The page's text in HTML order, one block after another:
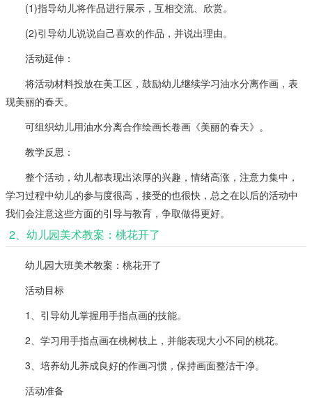
(1)指导幼儿将作品进行展示，互相交流、欣赏。
(2)引导幼儿说说自己喜欢的作品，并说出理由。
活动延伸：
将活动材料投放在美工区，鼓励幼儿继续学习油水分离作画，表
现美丽的春天。
可组织幼儿用油水分离合作绘画长卷画《美丽的春天》。
教学反思：
整个活动，幼儿都表现出浓厚的兴趣，情绪高涨，注意力集中，
学习过程中幼儿的参与度很高，接受的也很快，总之在以后的活动中
我们会注意这些方面的引导与教育，争取做得更好。
2、幼儿园美术教案：桃花开了
幼儿园大班美术教案：桃花开了
活动目标
1、引导幼儿掌握用手指点画的技能。
2、学习用手指点画在桃树枝上，并能表现大小不同的桃花。
3、培养幼儿养成良好的作画习惯，保持画面整洁干净。
活动准备